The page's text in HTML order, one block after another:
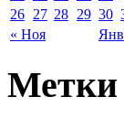
« Ноя
26 27 28 29 30
Метки